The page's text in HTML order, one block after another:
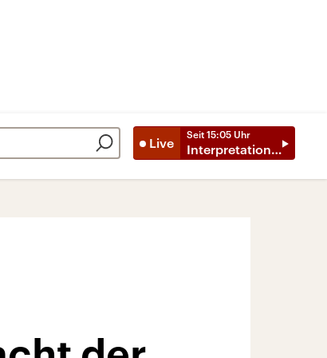
Live
Seit 15:05 Uhr
Interpretationen